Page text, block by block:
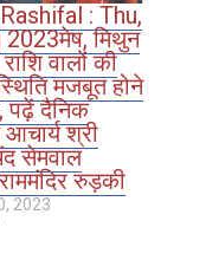
: Thu,
मिथुन
वालों की
मजबूत होने
दैनिक
श्री
सेमवाल
रुड़की
2023